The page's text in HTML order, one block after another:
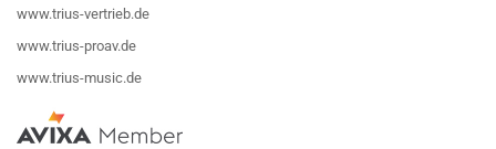
www.trius-vertrieb.de
www.trius-proav.de
www.trius-music.de